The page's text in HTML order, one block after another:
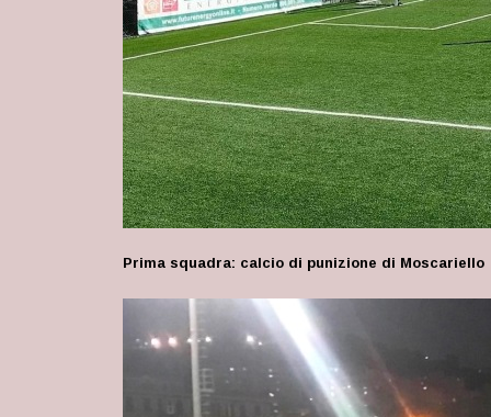
Prima squadra: calcio di punizione di Moscariello